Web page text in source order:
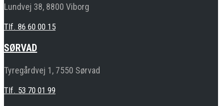
Lundvej 38, 8800 Viborg
Tlf. 86 60 00 15
SØRVAD
Tyregårdvej 1, 7550 Sørvad
Tlf. 53 70 01 99